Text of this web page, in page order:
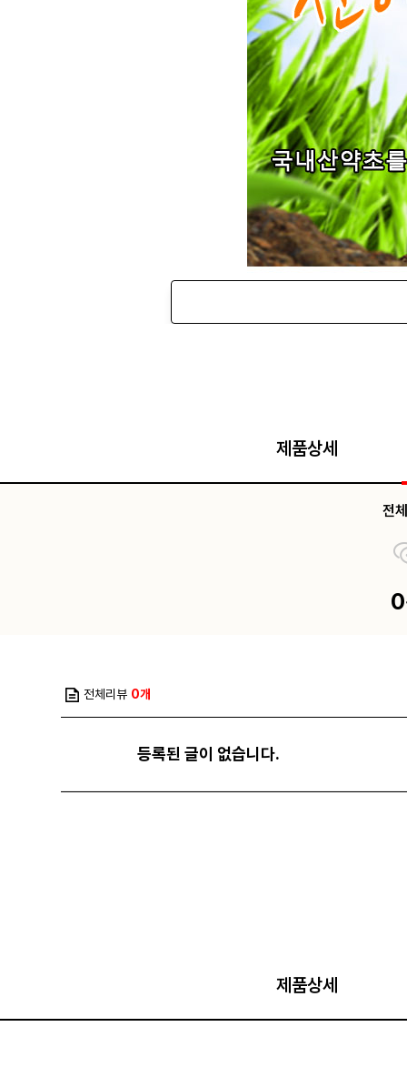
제품상세
전
전체리뷰 0개
등록된 글이 없습니다.
제품상세